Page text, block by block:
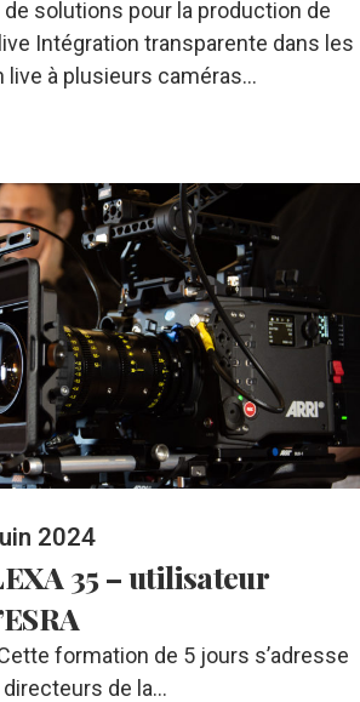
de solutions pour la production de
Intégration transparente dans les
live à plusieurs caméras…
2024
35 – utilisateur
formation de 5 jours s’adresse
de la…